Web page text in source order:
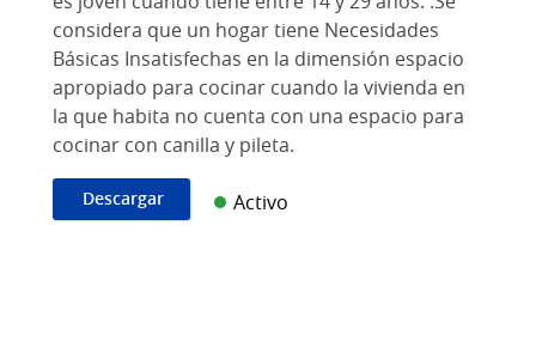
considera que un hogar tiene Necesidades
Básicas Insatisfechas en la dimensión espacio
apropiado para cocinar cuando la vivienda en
la que habita no cuenta con una espacio para
cocinar con canilla y pileta.
Descargar Activo